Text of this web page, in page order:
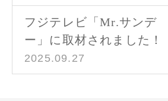
フジテレビ「Mr.サンデ
ー」に取材されました！
2025.09.27